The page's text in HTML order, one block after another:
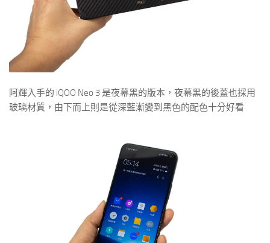
阿輝入手的 iQOO Neo 3 是夜幕黑的版本，夜幕黑的後蓋也採用
玻璃材質，由下而上則是從深藍漸變到黑色的配色十分好看